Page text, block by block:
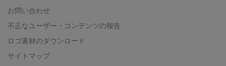
お問い合わせ
不正なユーザー・コンテンツの報告
ロゴ素材のダウンロード
サイトマップ